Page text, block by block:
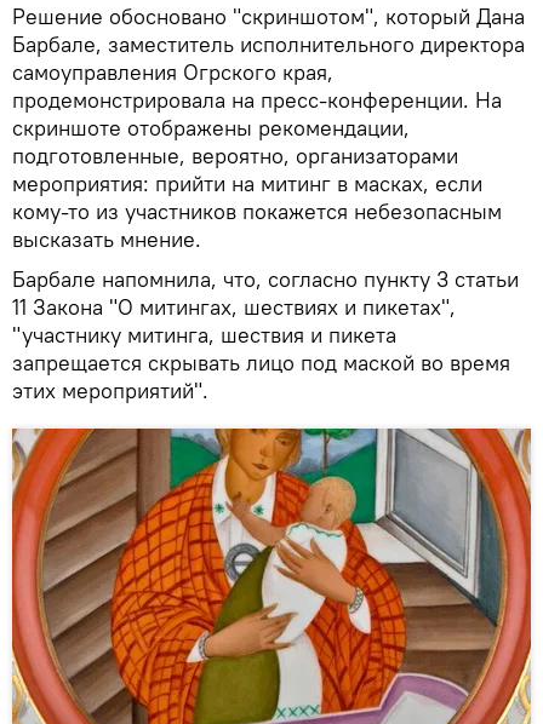
Решение обосновано "скриншотом", который Дана
Барбале, заместитель исполнительного директора
самоуправления Огрского края,
продемонстрировала на пресс-конференции. На
скриншоте отображены рекомендации,
подготовленные, вероятно, организаторами
мероприятия: прийти на митинг в масках, если
кому-то из участников покажется небезопасным
высказать мнение.
Барбале напомнила, что, согласно пункту 3 статьи
11 Закона "О митингах, шествиях и пикетах",
"участнику митинга, шествия и пикета
запрещается скрывать лицо под маской во время
этих мероприятий".